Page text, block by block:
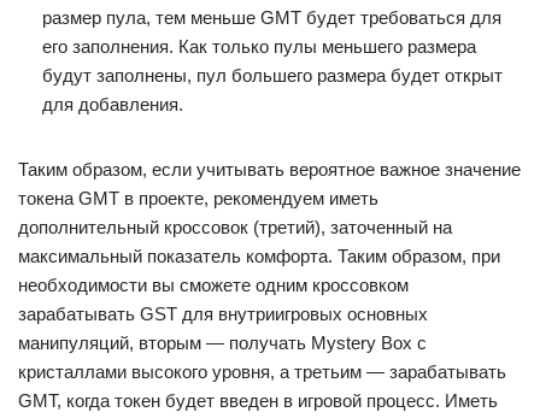
размер пула, тем меньше GMT будет требоваться для
его заполнения. Как только пулы меньшего размера
будут заполнены, пул большего размера будет открыт
для добавления.
Таким образом, если учитывать вероятное важное значение
токена GMT в проекте, рекомендуем иметь
дополнительный кроссовок (третий), заточенный на
максимальный показатель комфорта. Таким образом, при
необходимости вы сможете одним кроссовком
зарабатывать GST для внутриигровых основных
манипуляций, вторым — получать Mystery Box с
кристаллами высокого уровня, а третьим — зарабатывать
GMT, когда токен будет введен в игровой процесс. Иметь